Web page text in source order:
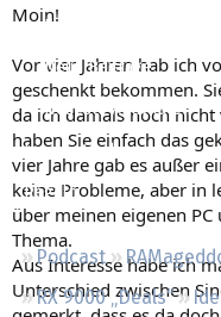
Empfohlene Inhalte
Neue Beiträge
Neueste Aktivitäten
Leserartikel
Regeln
Podcast
RX 9000 „Deals“
Moin!
Vor vier Jahren hab ich
geschenkt bekommen.
da ich damals noch
haben Sie einfach das
vier Jahre gab es außer
keine Probleme, aber in
über meinen eigenen
Thema.
Aus Interesse habe ich
Unterschied zwischen